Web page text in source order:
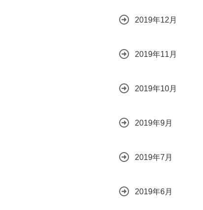
2019年12月
2019年11月
2019年10月
2019年9月
2019年7月
2019年6月